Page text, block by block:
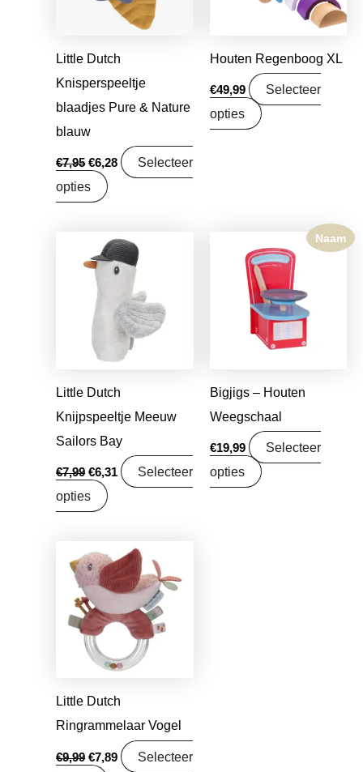
Little Dutch
Knisperspeeltje
blaadjes Pure & Nature
blauw
€7,95 €6,28
Selecteer
opties
Houten Regenboog XL
€49,99
Selecteer
opties
Little Dutch
Knijpspeeltje Meeuw
Sailors Bay
€7,99
Oorspronkelijke
prijs
was:
€7,99.
€6,31
Huidige
prijs
is:
€6,31.
Selecteer
opties
Naam
Bigjigs – Houten
Weegschaal
€19,99
Selecteer
opties
Little Dutch
Ringrammelaar Vogel
€9,99
Oorspronkelijke
prijs
was:
€9,99.
€7,89
Huidige
prijs
is:
€7,89.
Selecteer